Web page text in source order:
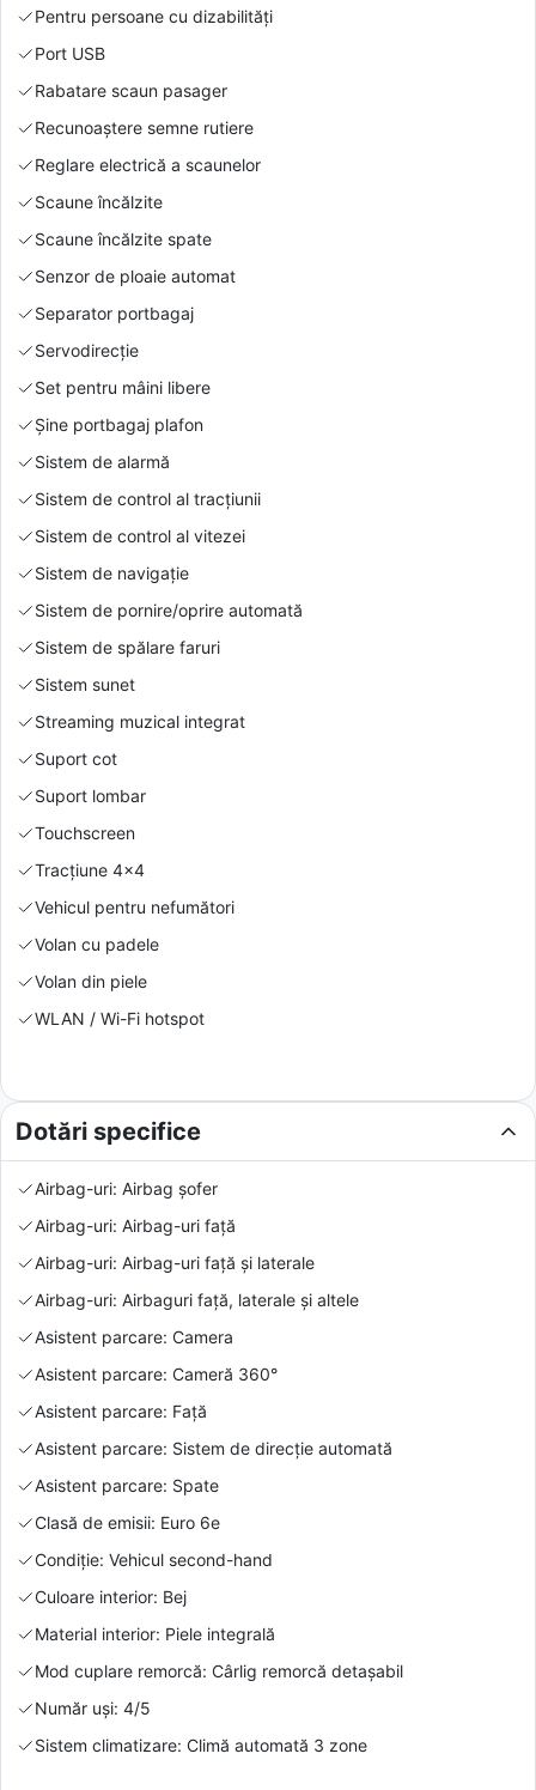
Pentru persoane cu dizabilități
Port USB
Rabatare scaun pasager
Recunoaștere semne rutiere
Reglare electrică a scaunelor
Scaune încălzite
Scaune încălzite spate
Senzor de ploaie automat
Separator portbagaj
Servodirecție
Set pentru mâini libere
Şine portbagaj plafon
Sistem de alarmă
Sistem de control al tracțiunii
Sistem de control al vitezei
Sistem de navigație
Sistem de pornire/oprire automată
Sistem de spălare faruri
Sistem sunet
Streaming muzical integrat
Suport cot
Suport lombar
Touchscreen
Tracțiune 4x4
Vehicul pentru nefumători
Volan cu padele
Volan din piele
WLAN / Wi-Fi hotspot
Dotări specifice
Airbag-uri: Airbag șofer
Airbag-uri: Airbag-uri față
Airbag-uri: Airbag-uri față și laterale
Airbag-uri: Airbaguri față, laterale și altele
Asistent parcare: Camera
Asistent parcare: Cameră 360°
Asistent parcare: Față
Asistent parcare: Sistem de direcție automată
Asistent parcare: Spate
Clasă de emisii: Euro 6e
Condiție: Vehicul second-hand
Culoare interior: Bej
Material interior: Piele integrală
Mod cuplare remorcă: Cârlig remorcă detașabil
Număr uși: 4/5
Sistem climatizare: Climă automată 3 zone